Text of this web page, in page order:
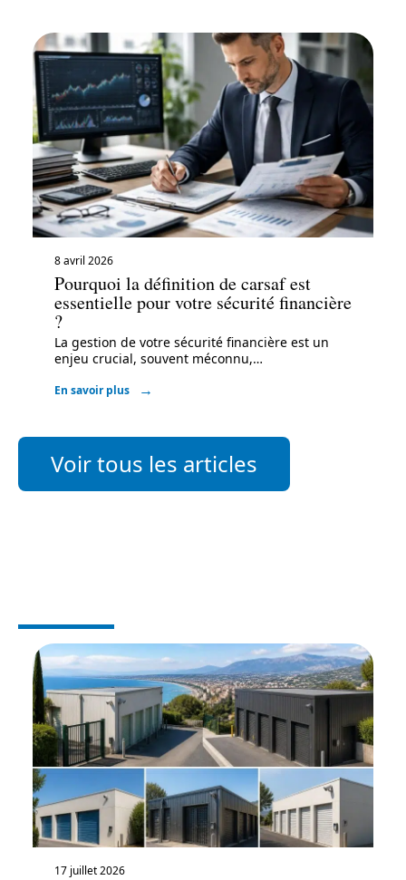
8 avril 2026
Pourquoi la définition de carsaf est
essentielle pour votre sécurité financière
?
La gestion de votre sécurité financière est un
enjeu crucial, souvent méconnu,…
En savoir plus
Voir tous les articles
17 juillet 2026